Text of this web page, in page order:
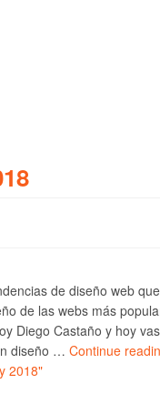
de diseño web
de las webs más
Diego Castaño y hoy
diseño … Continue
2018"